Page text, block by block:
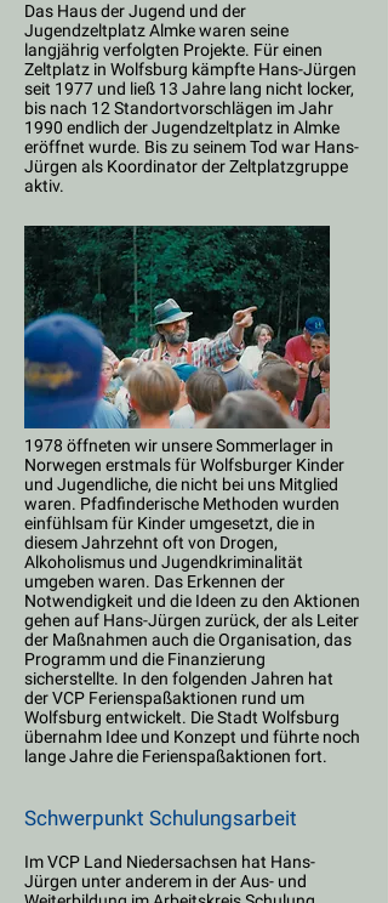
Das Haus der Jugend und der
Jugendzeltplatz Almke waren seine
langjährig verfolgten Projekte. Für einen
Zeltplatz in Wolfsburg kämpfte Hans-Jürgen
seit 1977 und ließ 13 Jahre lang nicht locker,
bis nach 12 Standortvorschlägen im Jahr
1990 endlich der Jugendzeltplatz in Almke
eröffnet wurde. Bis zu seinem Tod war Hans-
Jürgen als Koordinator der Zeltplatzgruppe
aktiv.
1978 öffneten wir unsere Sommerlager in
Norwegen erstmals für Wolfsburger Kinder
und Jugendliche, die nicht bei uns Mitglied
waren. Pfadfinderische Methoden wurden
einfühlsam für Kinder umgesetzt, die in
diesem Jahrzehnt oft von Drogen,
Alkoholismus und Jugendkriminalität
umgeben waren. Das Erkennen der
Notwendigkeit und die Ideen zu den Aktionen
gehen auf Hans-Jürgen zurück, der als Leiter
der Maßnahmen auch die Organisation, das
Programm und die Finanzierung
sicherstellte. In den folgenden Jahren hat
der VCP Ferienspaßaktionen rund um
Wolfsburg entwickelt. Die Stadt Wolfsburg
übernahm Idee und Konzept und führte noch
lange Jahre die Ferienspaßaktionen fort.
Schwerpunkt Schulungsarbeit
Im VCP Land Niedersachsen hat Hans-
Jürgen unter anderem in der Aus- und